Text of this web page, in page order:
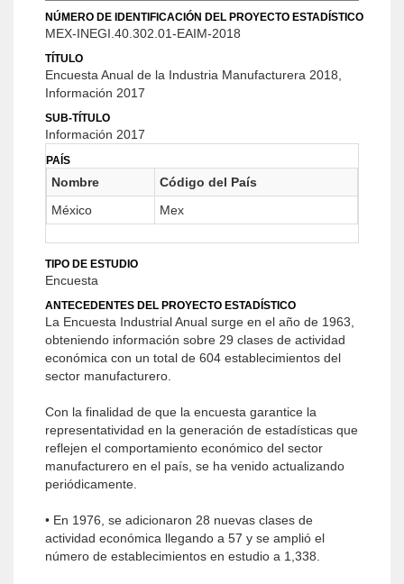
NÚMERO DE IDENTIFICACIÓN DEL PROYECTO ESTADÍSTICO
MEX-INEGI.40.302.01-EAIM-2018
TÍTULO
Encuesta Anual de la Industria Manufacturera 2018,
Información 2017
SUB-TÍTULO
Información 2017
PAÍS
Nombre
Código del País
México
Mex
TIPO DE ESTUDIO
Encuesta
ANTECEDENTES DEL PROYECTO ESTADÍSTICO
La Encuesta Industrial Anual surge en el año de 1963,
obteniendo información sobre 29 clases de actividad
económica con un total de 604 establecimientos del
sector manufacturero.
Con la finalidad de que la encuesta garantice la
representatividad en la generación de estadísticas que
reflejen el comportamiento económico del sector
manufacturero en el país, se ha venido actualizando
periódicamente.
• En 1976, se adicionaron 28 nuevas clases de
actividad económica llegando a 57 y se amplió el
número de establecimientos en estudio a 1,338.